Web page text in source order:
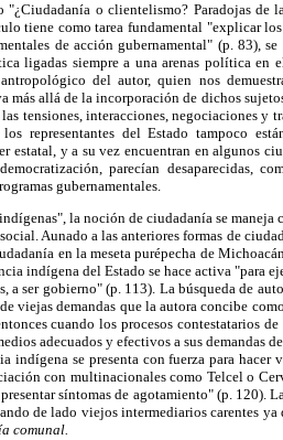
"¿Ciudadanía o clientelismo? Paradojas
tiene como tarea fundamental "explicar
de acción gubernamental" (p. 83),
ligadas siempre a una arenas política en
del autor, quien nos
allá de la incorporación de dichos
tensiones, interacciones, negociaciones y
representantes del Estado tampoco
estatal, y a su vez encuentran en algunos
parecían desaparecidas,
gubernamentales.
la noción de ciudadanía se
Aunado a las anteriores formas de
en la meseta purépecha de
indígena del Estado se hace activa "para
a ser gobierno" (p. 113). La búsqueda de
viejas demandas que la autora concibe
cuando los procesos contestatarios
adecuados y efectivos a sus demandas
indígena se presenta con fuerza para
con multinacionales como Telcel o
síntomas de agotamiento" (p. 120).
de lado viejos intermediarios carentes
comunal.